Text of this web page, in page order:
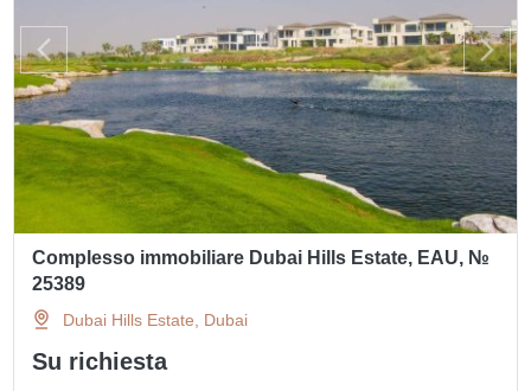
Complesso immobiliare Dubai Hills Estate, EAU, №
25389
Dubai Hills Estate, Dubai
Su richiesta